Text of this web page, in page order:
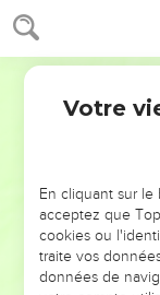
Jérémie 17
23 » Ils n'ont pas
sont montrés
» Si vous
n'introduisez pas
n’accomplissez
alors les rois et
David
montés sur des
Votre
En cliquant sur
acceptez que
cookies ou
traite vos
données de